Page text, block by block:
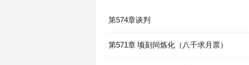
第574章谈判
第571章 顷刻间炼化（八千求月票）